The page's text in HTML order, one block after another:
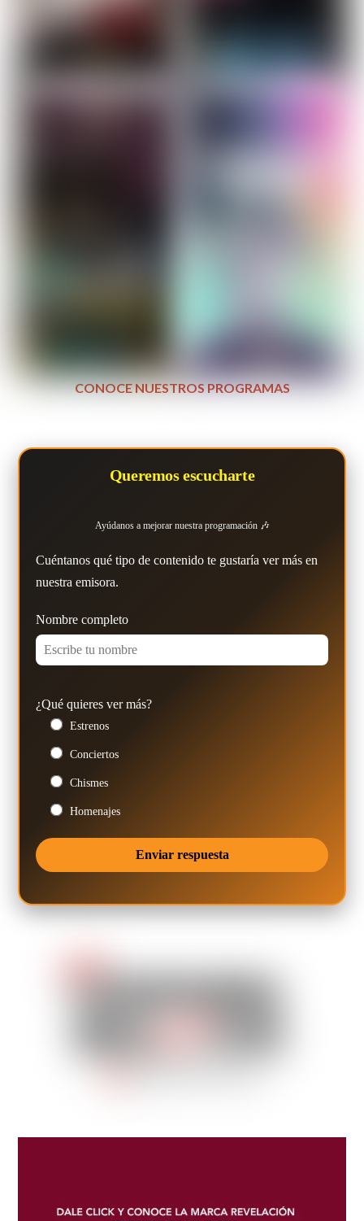
CONOCE NUESTROS PROGRAMAS
Queremos escucharte
Ayúdanos a mejorar nuestra programación 🎶
Cuéntanos qué tipo de contenido te gustaría ver más en
nuestra emisora.
Nombre completo
¿Qué quieres ver más?
Estrenos
Conciertos
Chismes
Homenajes